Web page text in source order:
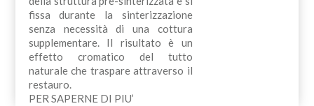
fissa durante la sinterizzazione
senza necessità di una cottura
supplementare. Il risultato è un
effetto cromatico del tutto
naturale che traspare attraverso il
restauro.
PER SAPERNE DI PIU’